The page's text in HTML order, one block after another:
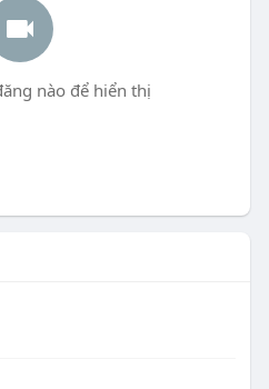
nào để hiển thị